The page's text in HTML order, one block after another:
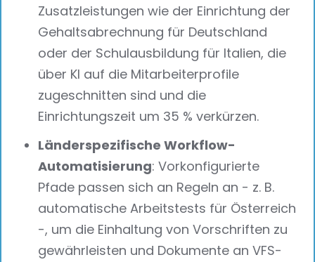
Zusatzleistungen wie der Einrichtung der
Gehaltsabrechnung für Deutschland
oder der Schulausbildung für Italien, die
über KI auf die Mitarbeiterprofile
zugeschnitten sind und die
Einrichtungszeit um 35 % verkürzen.
Länderspezifische Workflow-
Automatisierung: Vorkonfigurierte
Pfade passen sich an Regeln an - z. B.
automatische Arbeitstests für Österreich
-, um die Einhaltung von Vorschriften zu
gewährleisten und Dokumente an VFS-